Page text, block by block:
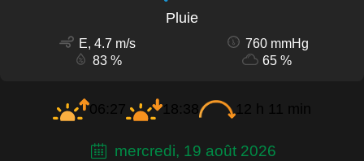
Pluie
E, 4.7 m/s
760 mmHg
83 %
65 %
06:27 18:38 12 h 11 min
mercredi, 19 août 2026